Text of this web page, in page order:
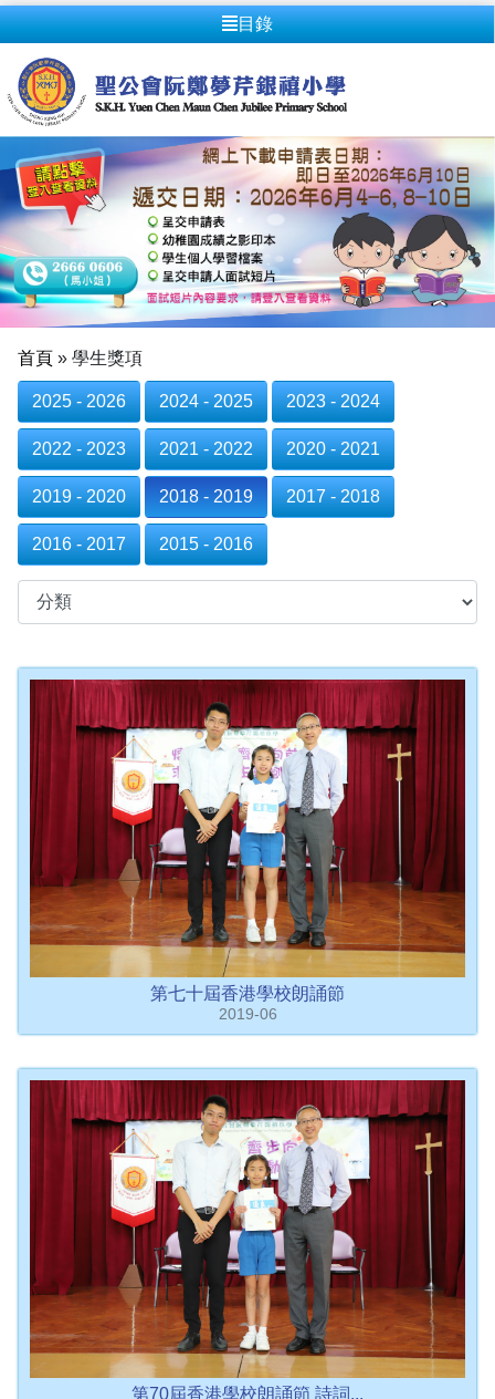
目錄
首頁 » 學生獎項
2025 - 2026 2024 - 2025 2023 - 2024
2022 - 2023 2021 - 2022 2020 - 2021
2019 - 2020 2018 - 2019 2017 - 2018
2016 - 2017 2015 - 2016
第七十屆香港學校朗誦節
2019-06
第70屆香港學校朗誦節 詩詞...